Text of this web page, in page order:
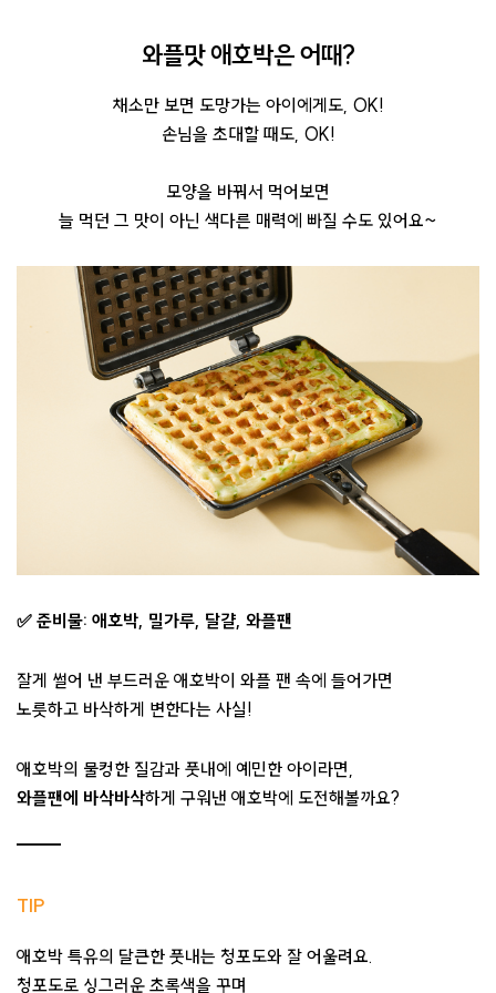
와플맛 애호박은 어때?
채소만 보면 도망가는 아이에게도, OK!
손님을 초대할 때도, OK!
모양을 바꿔서 먹어보면
늘 먹던 그 맛이 아닌 색다른 매력에 빠질 수도 있어요~
✅ 준비물: 애호박, 밀가루, 달걀, 와플팬
잘게 썰어 낸 부드러운 애호박이 와플 팬 속에 들어가면
노릇하고 바삭하게 변한다는 사실!
애호박의 물컹한 질감과 풋내에 예민한 아이라면,
와플팬에 바삭바삭하게 구워낸 애호박에 도전해볼까요?
TIP
애호박 특유의 달큰한 풋내는 청포도와 잘 어울려요.
청포도로 싱그러운 초록색을 꾸며